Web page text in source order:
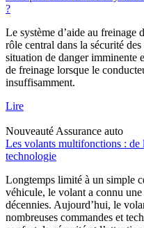
?
Le système d’aide au freinage
rôle central dans la sécurité
situation de danger imminente
de freinage lorsque le
insuffisamment.
Lire
Nouveauté Assurance auto
Les volants multifonctions : de
technologie
Longtemps limité à un simple
véhicule, le volant a connu
décennies. Aujourd’hui, le
nombreuses commandes et